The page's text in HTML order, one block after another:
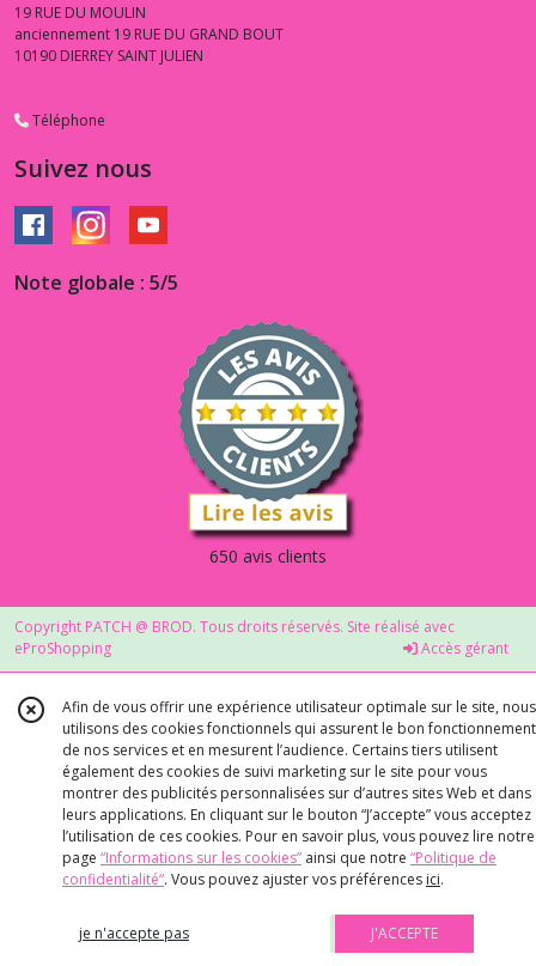
19 RUE DU MOULIN
anciennement 19 RUE DU GRAND BOUT
10190 DIERREY SAINT JULIEN
Téléphone
Suivez nous
Note globale : 5/5
650 avis clients
Copyright PATCH @ BROD. Tous droits réservés. Site réalisé avec
eProShopping
Accès gérant
Afin de vous offrir une expérience utilisateur optimale sur le site, nous
utilisons des cookies fonctionnels qui assurent le bon fonctionnement
de nos services et en mesurent l’audience. Certains tiers utilisent
également des cookies de suivi marketing sur le site pour vous
montrer des publicités personnalisées sur d’autres sites Web et dans
leurs applications. En cliquant sur le bouton “J’accepte” vous acceptez
l’utilisation de ces cookies. Pour en savoir plus, vous pouvez lire notre
page “Informations sur les cookies” ainsi que notre “Politique de
confidentialité“. Vous pouvez ajuster vos préférences ici.
je n'accepte pas J'ACCEPTE